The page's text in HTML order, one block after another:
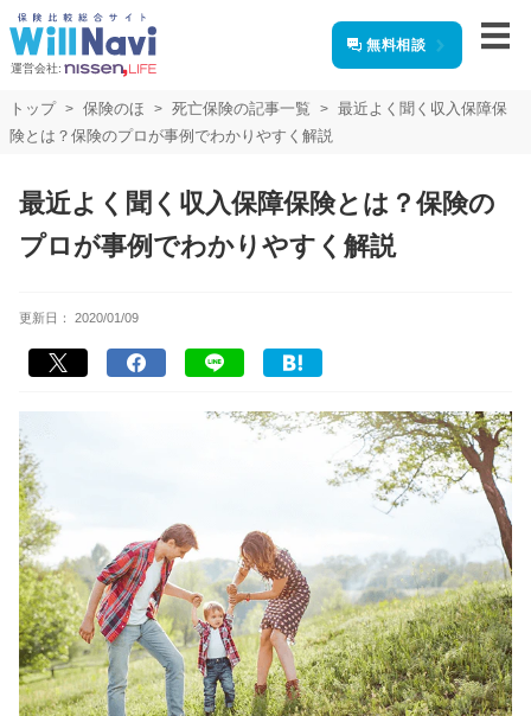
運営会社:
無料相談
トップ 保険のほ 死亡保険の記事一覧
最近よく聞く収入保障保
険とは？保険のプロが事例でわかりやすく解説
最近よく聞く収入保障保険とは？保険の
プロが事例でわかりやすく解説
更新日： 2020/01/09